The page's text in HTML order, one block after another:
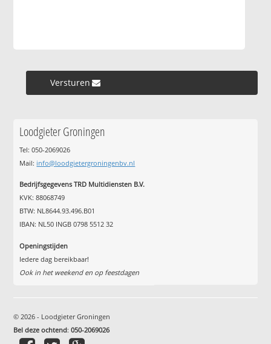
Versturen »
Loodgieter Groningen
Tel: 050-2069026
Mail: info@loodgietergroningenbv.nl
Bedrijfsgegevens TRD Multidiensten B.V.
KVK: 88068749
BTW: NL8644.93.496.B01
IBAN: NL50 INGB 0798 5512 32
Openingstijden
Iedere dag bereikbaar!
Ook in het weekend en op feestdagen
© 2026 - Loodgieter Groningen
Bel deze ochtend:050-2069026